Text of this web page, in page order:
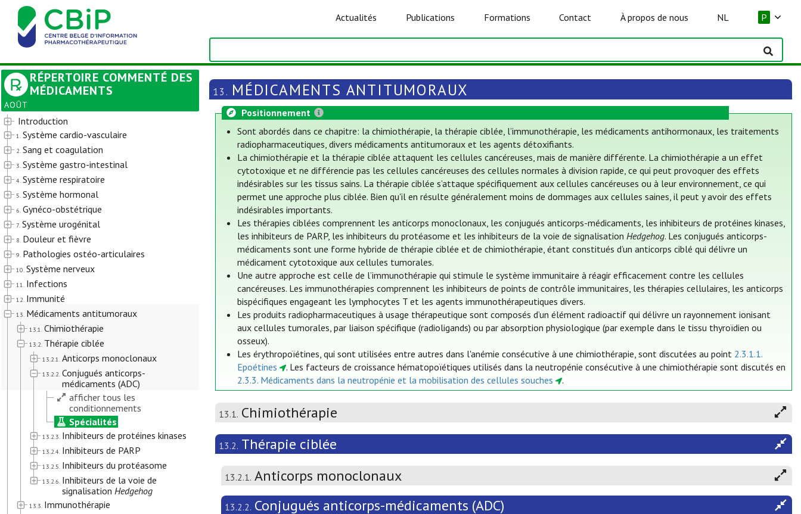
Actualités Publications Formations Contact À propos de nous NL P
RÉPERTOIRE COMMENTÉ DES
MÉDICAMENTS
AOÛT
Introduction
1. Système cardio-vasculaire
2. Sang et coagulation
3. Système gastro-intestinal
4. Système respiratoire
5. Système hormonal
6. Gynéco-obstétrique
7. Système urogénital
8. Douleur et fièvre
9. Pathologies ostéo-articulaires
10. Système nerveux
11. Infections
12. Immunité
13. Médicaments antitumoraux
13.1. Chimiothérapie
13.2. Thérapie ciblée
13.2.1. Anticorps monoclonaux
13.2.2. Conjugués anticorps-
médicaments (ADC)
afficher tous les
conditionnements
Spécialités
13.2.3. Inhibiteurs de protéines kinases
13.2.4. Inhibiteurs de PARP
13.2.5. Inhibiteurs du protéasome
13.2.6. Inhibiteurs de la voie de
signalisation Hedgehog
13.3. Immunothérapie
13. MÉDICAMENTS ANTITUMORAUX
Positionnement
Sont abordés dans ce chapitre: la chimiothérapie, la thérapie ciblée, l’immunothérapie, les médicaments antihormonaux, les traitements
radiopharmaceutiques, divers médicaments antitumoraux et les agents détoxifiants.
La chimiothérapie et la thérapie ciblée attaquent les cellules cancéreuses, mais de manière différente. La chimiothérapie a un effet
cytotoxique et ne différencie pas les cellules cancéreuses des cellules normales à division rapide, ce qui peut provoquer des effets
indésirables sur les tissus sains. La thérapie ciblée s’attaque spécifiquement aux cellules cancéreuses ou à leur environnement, ce qui
permet une approche plus ciblée. Bien qu'il en résulte généralement moins de dommages aux cellules saines, il peut y avoir des effets
indésirables importants.
Les thérapies ciblées comprennent les anticorps monoclonaux, les conjugués anticorps-médicaments, les inhibiteurs de protéines kinases,
les inhibiteurs de PARP, les inhibiteurs du protéasome et les inhibiteurs de la voie de signalisationHedgehog. Les conjugués anticorps-
médicaments sont une forme hybride de thérapie ciblée et de chimiothérapie, étant constitués d’un anticorps ciblé qui délivre un
médicament cytotoxique aux cellules tumorales.
Une autre approche est celle de l’immunothérapie qui stimule le système immunitaire à réagir efficacement contre les cellules
cancéreuses. Les immunothérapies comprennent les inhibiteurs de points de contrôle immunitaires, les thérapies cellulaires, les anticorps
bispécifiques engageant les lymphocytes T et les agents immunothérapeutiques divers.
Les produits radiopharmaceutiques à usage thérapeutique sont composés d’un élément radioactif qui délivre un rayonnement ionisant
aux cellules tumorales, par liaison spécifique (radioligands) ou par absorption physiologique (par exemple dans le tissu thyroïdien ou
osseux).
Les érythropoïétines, qui sont utilisées entre autres dans l'anémie consécutive à une chimiothérapie, sont discutées au point 2.3.1.1.
Epoétines
. Les facteurs de croissance hématopoïétiques utilisés dans la neutropénie consécutive à une chimiothérapie sont discutés en
2.3.3. Médicaments dans la neutropénie et la mobilisation des cellules souches
.
13.1. Chimiothérapie
13.2. Thérapie ciblée
13.2.1. Anticorps monoclonaux
13.2.2. Conjugués anticorps-médicaments (ADC)